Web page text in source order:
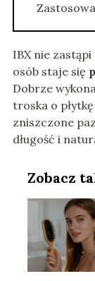
IBX nie zastąpi
osób staje się
Dobrze
troska o
zniszczone
długość i
Zobacz